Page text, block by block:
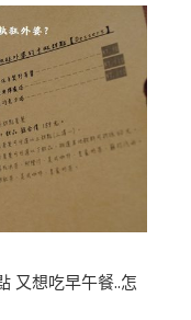
又想吃早午餐..怎